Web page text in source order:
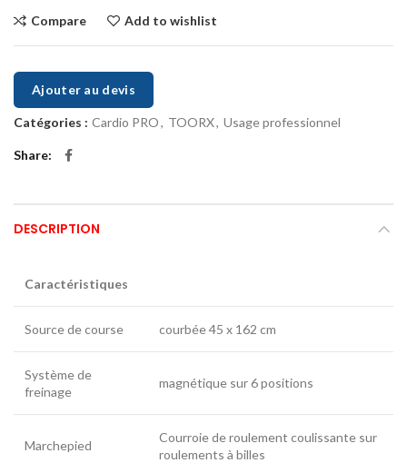
Compare Add to wishlist
Ajouter au devis
Catégories : Cardio PRO, TOORX, Usage professionnel
Share
DESCRIPTION
Caractéristiques
Source de course courbée 45 x 162 cm
Système de
freinage
magnétique sur 6 positions
Marchepied
Courroie de roulement coulissante sur
roulements à billes